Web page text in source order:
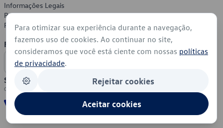
Informações Legais
Política de Privacidade
Política de Cookies
Formas de Pagamento
Segurança
Para otimizar sua experiência durante a navegação,
fazemos uso de cookies. Ao continuar no site,
consideramos que você está ciente com nossas políticas
de privacidade.
Rejeitar cookies
Aceitar cookies